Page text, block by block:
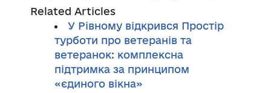
Related Articles
У Рівному відкрився Простір
турботи про ветеранів та
ветеранок: комплексна
підтримка за принципом
«єдиного вікна»